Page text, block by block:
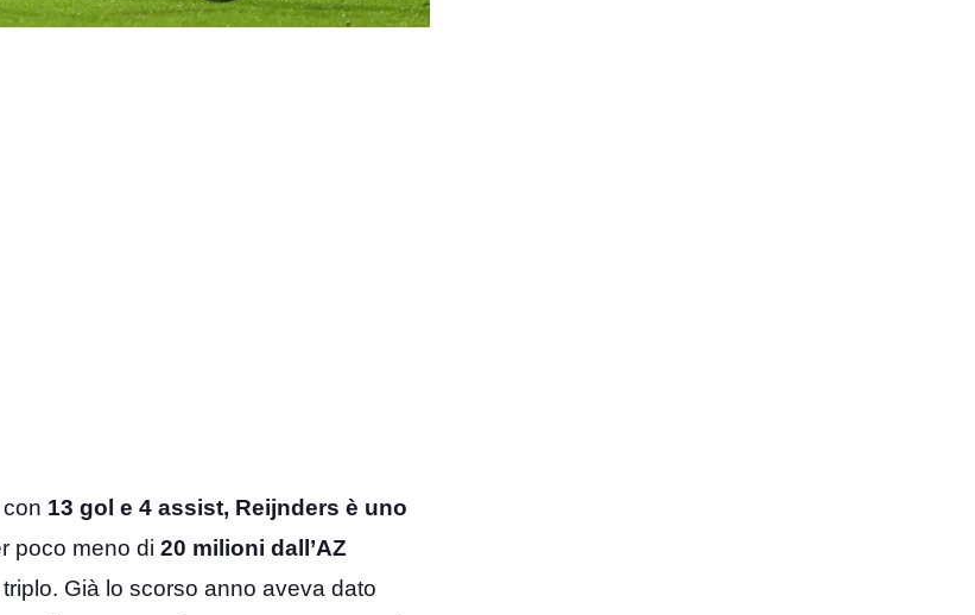
13 gol e 4 assist, Reijnders è uno
poco meno di 20 milioni dall’AZ
Già lo scorso anno aveva dato